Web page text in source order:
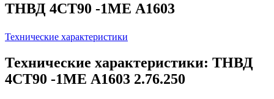
ТНВД 4СТ90 -1МЕ А1603
Технические характеристики
Технические характеристики: ТНВД
4СТ90 -1МЕ А1603 2.76.250